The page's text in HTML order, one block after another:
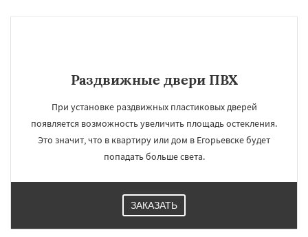
Раздвижные двери ПВХ
При установке раздвижных пластиковых дверей
появляется возможность увеличить площадь остекления.
Это значит, что в квартиру или дом в Егорьевске будет
попадать больше света.
ЗАКАЗАТЬ